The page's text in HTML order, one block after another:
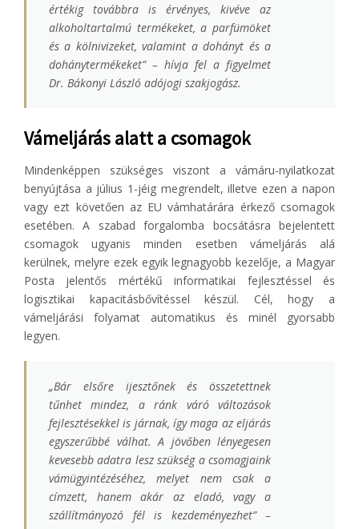
értékig továbbra is érvényes, kivéve az
alkoholtartalmú termékeket, a parfümöket
és a kölnivizeket, valamint a dohányt és a
dohánytermékeket” – hívja fel a figyelmet
Dr. Bákonyi László adójogi szakjogász.
Vámeljárás alatt a csomagok
Mindenképpen szükséges viszont a vámáru-nyilatkozat
benyújtása a július 1-jéig megrendelt, illetve ezen a napon
vagy ezt követően az EU vámhatárára érkező csomagok
esetében. A szabad forgalomba bocsátásra bejelentett
csomagok ugyanis minden esetben vámeljárás alá
kerülnek, melyre ezek egyik legnagyobb kezelője, a Magyar
Posta jelentős mértékű informatikai fejlesztéssel és
logisztikai kapacitásbővítéssel készül. Cél, hogy a
vámeljárási folyamat automatikus és minél gyorsabb
legyen.
„Bár elsőre ijesztőnek és összetettnek
tűnhet mindez, a ránk váró változások
fejlesztésekkel is járnak, így maga az eljárás
egyszerűbbé válhat. A jövőben lényegesen
kevesebb adatra lesz szükség a csomagjaink
vámügyintézéséhez, melyet nem csak a
címzett, hanem akár az eladó, vagy a
szállítmányozó fél is kezdeményezhet” –